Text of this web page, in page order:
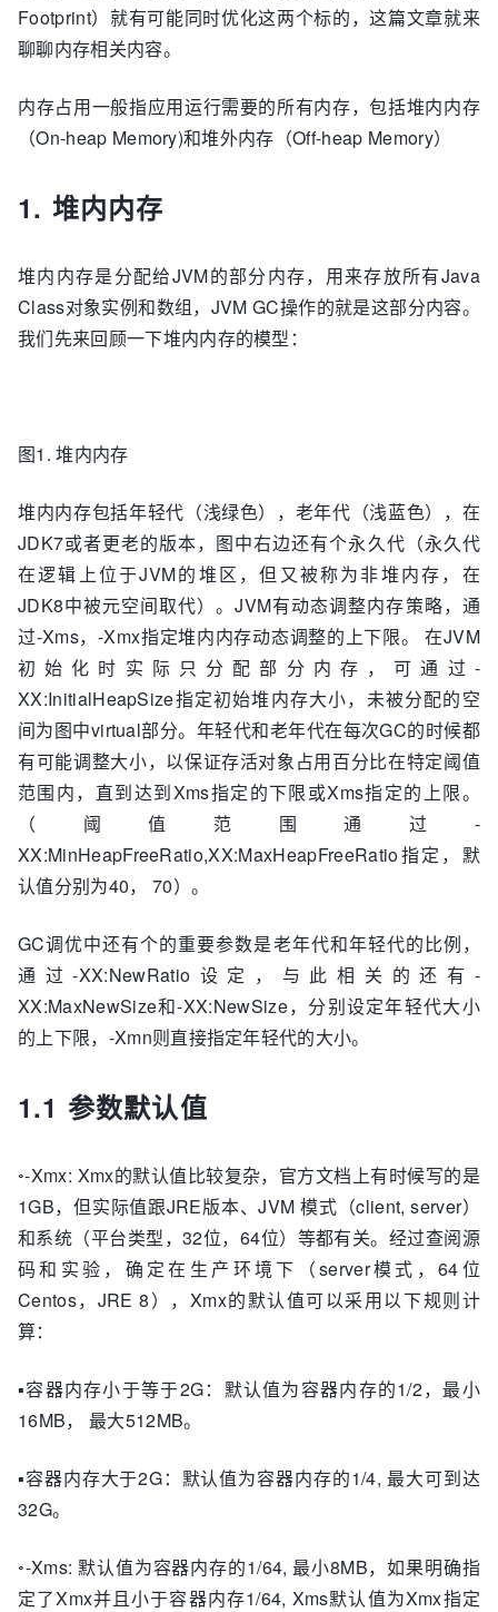
Footprint）就有可能同时优化这两个标的，这篇文章就来
聊聊内存相关内容。
内存占用一般指应用运行需要的所有内存，包括堆内内存
（On-heap Memory)和堆外内存（Off-heap Memory）
1. 堆内内存
堆内内存是分配给JVM的部分内存，用来存放所有Java
Class对象实例和数组，JVM GC操作的就是这部分内容。
我们先来回顾一下堆内内存的模型：
图1. 堆内内存
堆内内存包括年轻代（浅绿色），老年代（浅蓝色），在
JDK7或者更老的版本，图中右边还有个永久代（永久代
在逻辑上位于JVM的堆区，但又被称为非堆内存，在
JDK8中被元空间取代）。JVM有动态调整内存策略，通
过-Xms，-Xmx指定堆内内存动态调整的上下限。 在JVM
初始化时实际只分配部分内存，可通过-
XX:InitialHeapSize指定初始堆内存大小，未被分配的空
间为图中virtual部分。年轻代和老年代在每次GC的时候都
有可能调整大小，以保证存活对象占用百分比在特定阈值
范围内，直到达到Xms指定的下限或Xms指定的上限。
（阈值范围通过-
XX:MinHeapFreeRatio,XX:MaxHeapFreeRatio指定，默
认值分别为40， 70）。
GC调优中还有个的重要参数是老年代和年轻代的比例，
通过-XX:NewRatio设定，与此相关的还有-
XX:MaxNewSize和-XX:NewSize，分别设定年轻代大小
的上下限，-Xmn则直接指定年轻代的大小。
1.1 参数默认值
◦-Xmx: Xmx的默认值比较复杂，官方文档上有时候写的是
1GB，但实际值跟JRE版本、JVM 模式（client, server）
和系统（平台类型，32位，64位）等都有关。经过查阅源
码和实验，确定在生产环境下（server模式，64位
Centos，JRE 8），Xmx的默认值可以采用以下规则计
算：
▪容器内存小于等于2G：默认值为容器内存的1/2，最小
16MB， 最大512MB。
▪容器内存大于2G：默认值为容器内存的1/4, 最大可到达
32G。
◦-Xms: 默认值为容器内存的1/64, 最小8MB，如果明确指
定了Xmx并且小于容器内存1/64, Xms默认值为Xmx指定